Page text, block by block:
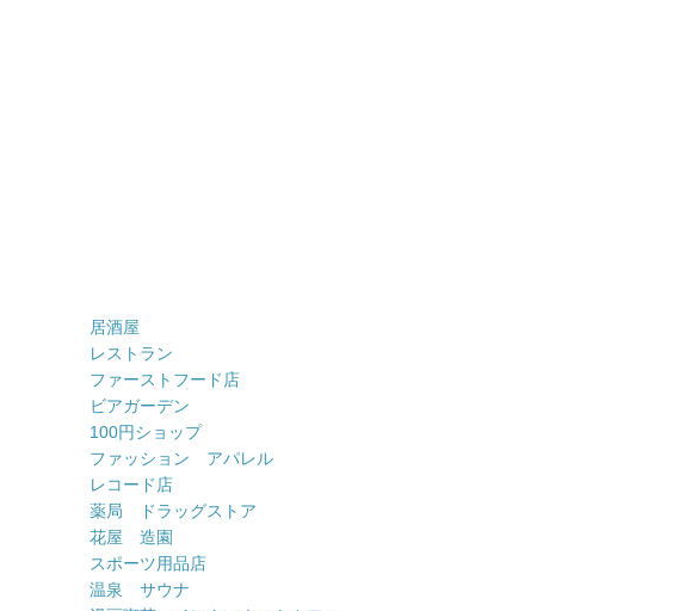
居酒屋
レストラン
ファーストフード店
ビアガーデン
100円ショップ
ファッション アパレル
レコード店
薬局 ドラッグストア
花屋 造園
スポーツ用品店
温泉 サウナ